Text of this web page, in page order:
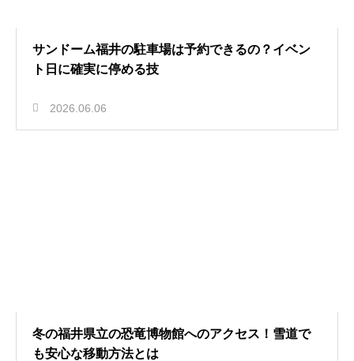
サンドーム福井の駐車場は予約できるの？イベン
ト日に確実に停める技
2026.06.06
冬の福井県立の恐竜博物館へのアクセス！雪道で
も安心な移動方法とは